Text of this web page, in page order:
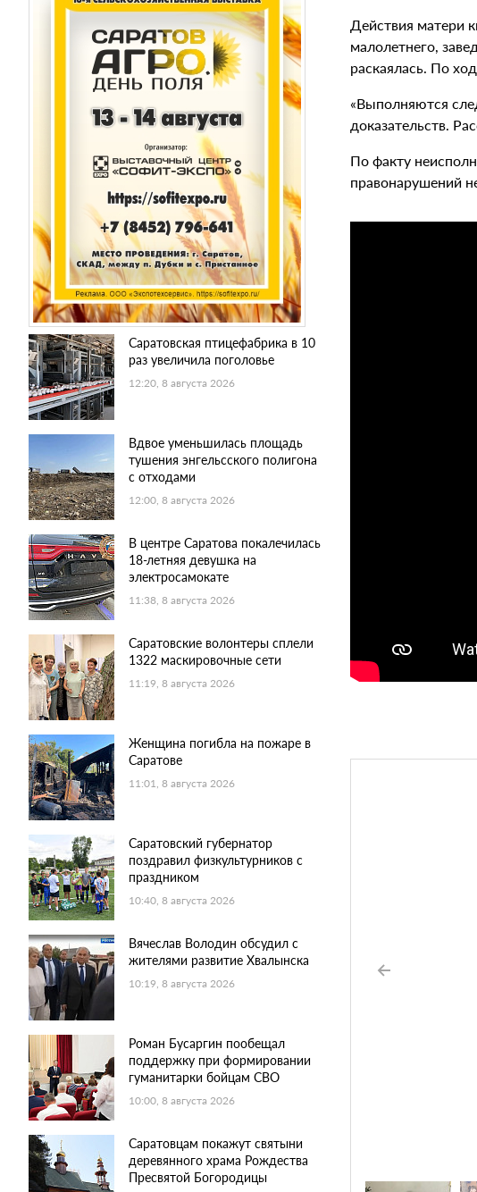
Саратовская птицефабрика в 10
раз увеличила поголовье
12:20, 8 августа 2026
Вдвое уменьшилась площадь
тушения энгельсского полигона
с отходами
12:00, 8 августа 2026
В центре Саратова покалечилась
18-летняя девушка на
электросамокате
11:38, 8 августа 2026
Саратовские волонтеры сплели
1322 маскировочные сети
11:19, 8 августа 2026
Женщина погибла на пожаре в
Саратове
11:01, 8 августа 2026
Саратовский губернатор
поздравил физкультурников с
праздником
10:40, 8 августа 2026
Вячеслав Володин обсудил с
жителями развитие Хвалынска
10:19, 8 августа 2026
Роман Бусаргин пообещал
поддержку при формировании
гуманитарки бойцам СВО
10:00, 8 августа 2026
Саратовцам покажут святыни
деревянного храма Рождества
Пресвятой Богородицы
Действия матери
малолетнего,
раскаялась. По
«Выполняются
доказательств.
По факту
правонарушений